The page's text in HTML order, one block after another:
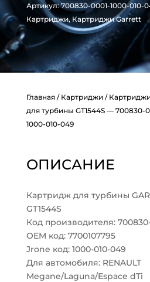
Артикул:700830-0001-1000-010-
Картриджи,Картриджи Garrett
Главная/ Картриджи/
для турбины GT1544S — 700830-
1000-010-049
ОПИСАНИЕ
Картридж для турбины
GT1544S
Код производителя:
OEM код: 7700107795
Jrone код: 1000-010-049
Для автомобиля: RENAULT
Megane/Laguna/Espace dTi